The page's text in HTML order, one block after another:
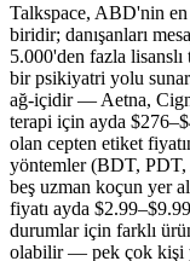
Talkspace, ABD'nin
biridir; danışanları
5.000'den fazla
bir psikiyatri yolu
ağ-içidir — Aetna,
terapi için ayda
olan cepten etiket
yöntemler (BDT,
beş uzman koçun yer
fiyatı ayda
durumlar için farklı
olabilir — pek çok kişi